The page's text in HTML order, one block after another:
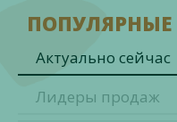
Актуально сейчас
Лидеры продаж